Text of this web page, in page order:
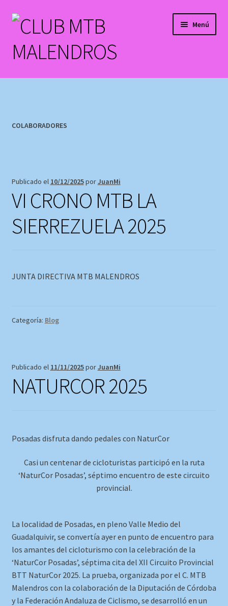
Ir
la
navegación
Ir
contenido
Menú
Mi cuenta
Tienda
COLABORADORES
Publicado el 10/12/2025porJuanMi
VI CRONO MTB LA
SIERREZUELA 2025
JUNTA DIRECTIVA MTB MALENDROS
Categoría: Blog
Publicado el 11/11/2025porJuanMi
NATURCOR 2025
Posadas disfruta dando pedales con NaturCor
Casi un centenar de cicloturistas participó en la ruta
‘NaturCor Posadas’, séptimo encuentro de este circuito
provincial.
La localidad de Posadas, en pleno Valle Medio del
Guadalquivir, se convertía ayer en punto de encuentro para
los amantes del cicloturismo con la celebración de la
‘NaturCor Posadas’, séptima cita del XII Circuito Provincial
BTT NaturCor 2025. La prueba, organizada por el C. MTB
Malendros con la colaboración de la Diputación de Córdoba
y la Federación Andaluza de Ciclismo, se desarrolló en un